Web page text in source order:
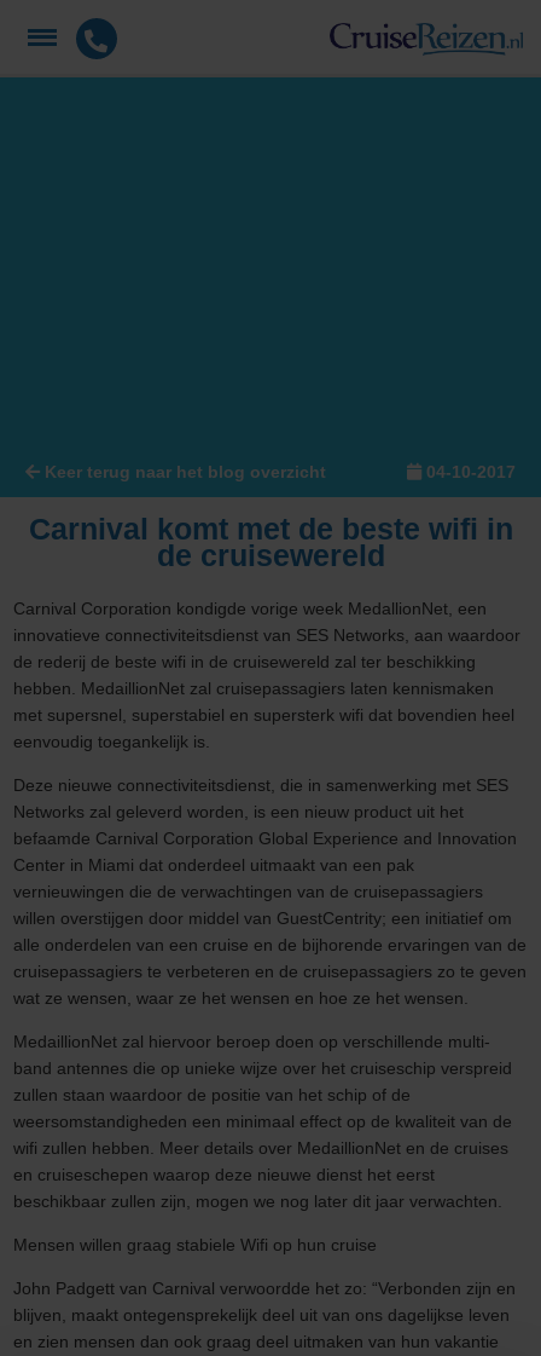
Keer terug naar het blog overzicht 04-10-2017
Carnival komt met de beste wifi in
de cruisewereld
Carnival Corporation kondigde vorige week MedallionNet, een
innovatieve connectiviteitsdienst van SES Networks, aan waardoor
de rederij de beste wifi in de cruisewereld zal ter beschikking
hebben. MedaillionNet zal cruisepassagiers laten kennismaken
met supersnel, superstabiel en supersterk wifi dat bovendien heel
eenvoudig toegankelijk is.
Deze nieuwe connectiviteitsdienst, die in samenwerking met SES
Networks zal geleverd worden, is een nieuw product uit het
befaamde Carnival Corporation Global Experience and Innovation
Center in Miami dat onderdeel uitmaakt van een pak
vernieuwingen die de verwachtingen van de cruisepassagiers
willen overstijgen door middel van GuestCentrity; een initiatief om
alle onderdelen van een cruise en de bijhorende ervaringen van de
cruisepassagiers te verbeteren en de cruisepassagiers zo te geven
wat ze wensen, waar ze het wensen en hoe ze het wensen.
MedaillionNet zal hiervoor beroep doen op verschillende multi-
band antennes die op unieke wijze over het cruiseschip verspreid
zullen staan waardoor de positie van het schip of de
weersomstandigheden een minimaal effect op de kwaliteit van de
wifi zullen hebben. Meer details over MedaillionNet en de cruises
en cruiseschepen waarop deze nieuwe dienst het eerst
beschikbaar zullen zijn, mogen we nog later dit jaar verwachten.
Mensen willen graag stabiele Wifi op hun cruise
John Padgett van Carnival verwoordde het zo: “Verbonden zijn en
blijven, maakt ontegensprekelijk deel uit van ons dagelijkse leven
en zien mensen dan ook graag deel uitmaken van hun vakantie